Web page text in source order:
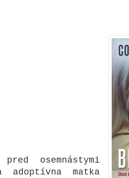
osemnástymi
adoptívna matka